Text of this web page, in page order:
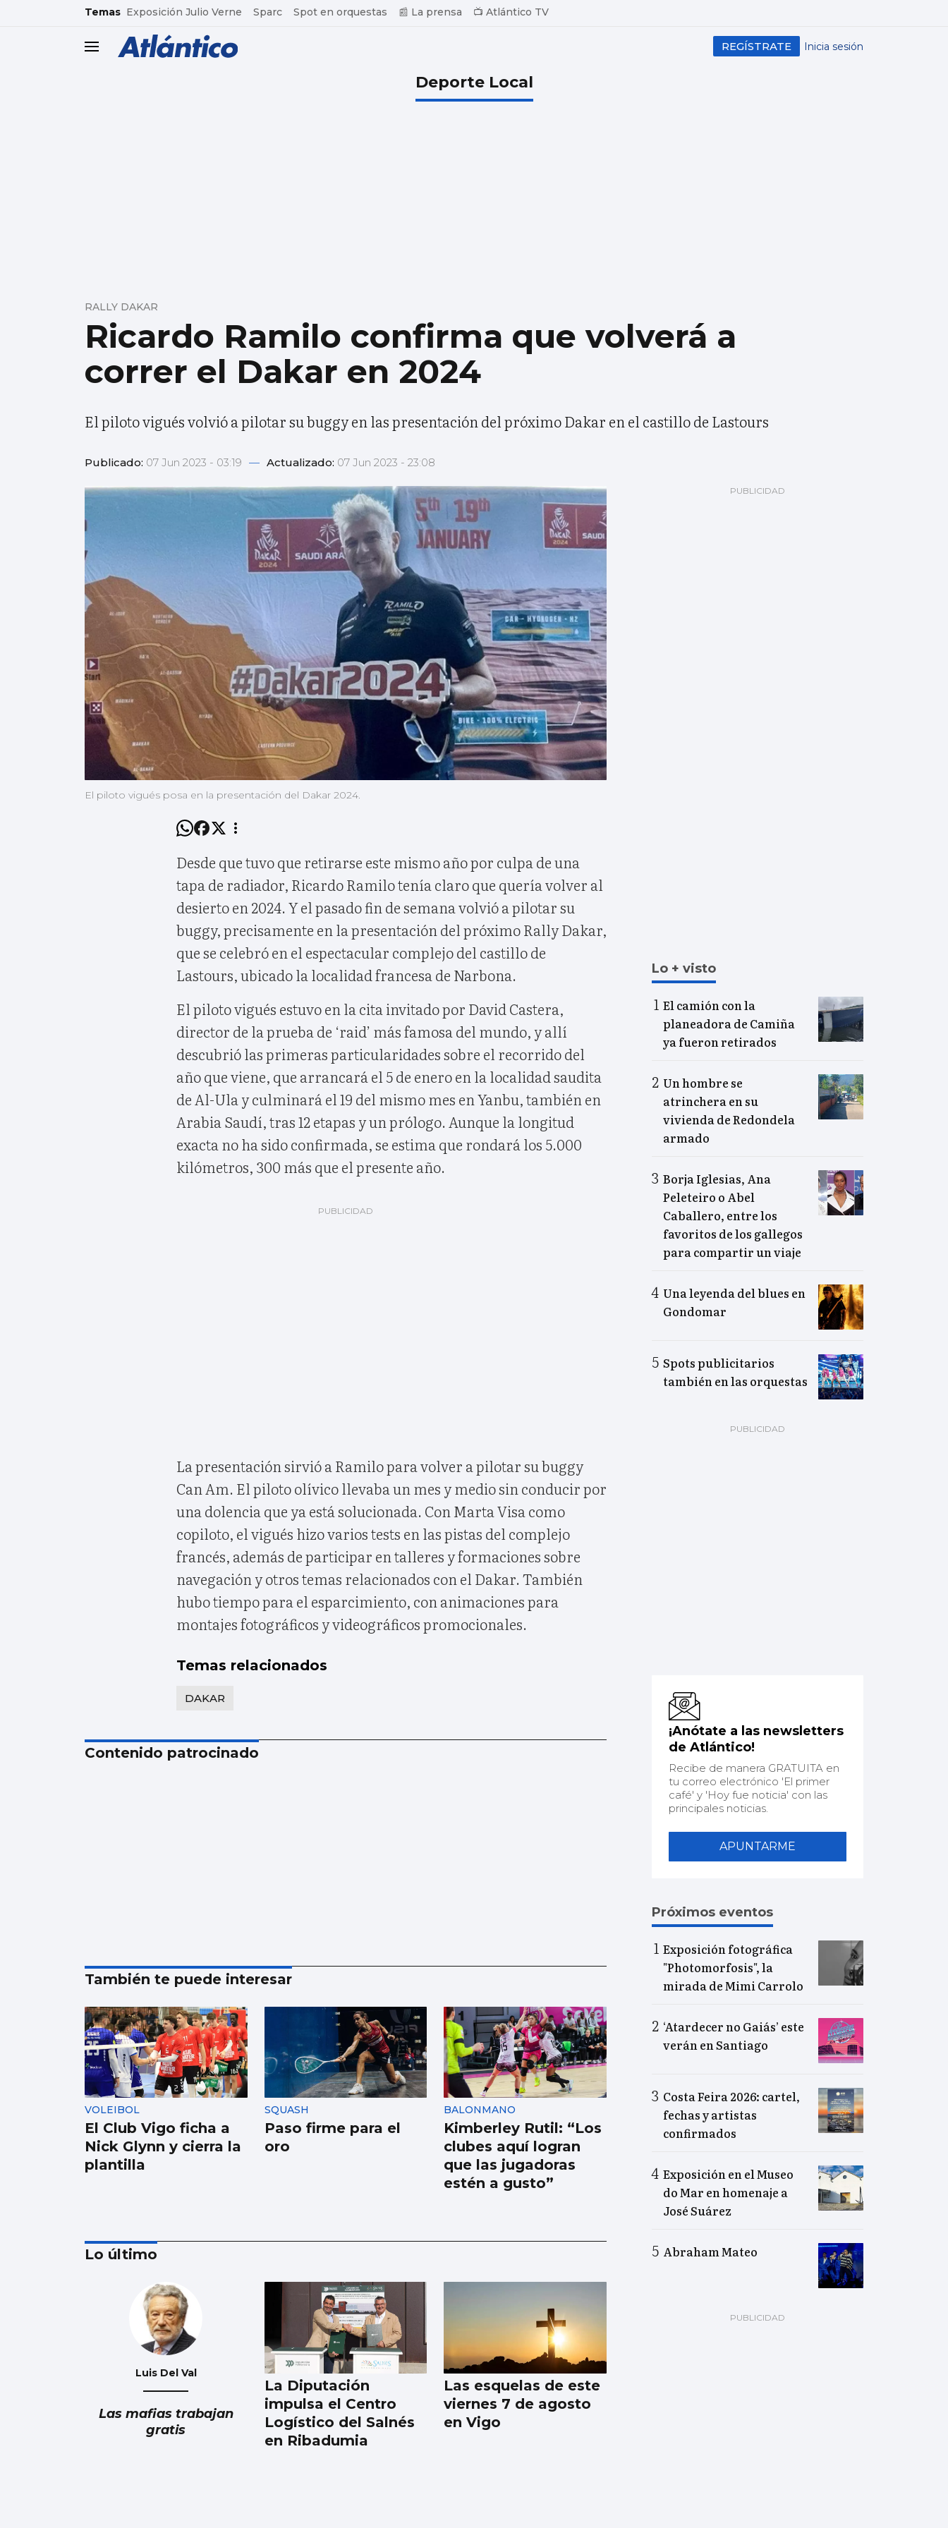
common.go-to-content
Temas Exposición Julio Verne Sparc Spot en orquestas 📰 La prensa 📺 Atlántico TV
header.menu.open Inicia sesión
REGÍSTRATE
Deporte Local
Ricardo Ramilo confirma que volverá a
correr el Dakar en 2024
RALLY DAKAR
El piloto vigués volvió a pilotar su buggy en las presentación del próximo Dakar en el castillo de Lastours
Publicado: 07 Jun 2023 - 03:19 — Actualizado: 07 Jun 2023 - 23:08
El piloto vigués posa en la presentación del Dakar 2024.
Desde que tuvo que retirarse este mismo año por culpa de una
tapa de radiador, Ricardo Ramilo tenía claro que quería volver al
desierto en 2024. Y el pasado fin de semana volvió a pilotar su
buggy, precisamente en la presentación del próximo Rally Dakar,
que se celebró en el espectacular complejo del castillo de
Lastours, ubicado la localidad francesa de Narbona.
El piloto vigués estuvo en la cita invitado por David Castera,
director de la prueba de ‘raid’ más famosa del mundo, y allí
descubrió las primeras particularidades sobre el recorrido del
año que viene, que arrancará el 5 de enero en la localidad saudita
de Al-Ula y culminará el 19 del mismo mes en Yanbu, también en
Arabia Saudí, tras 12 etapas y un prólogo. Aunque la longitud
exacta no ha sido confirmada, se estima que rondará los 5.000
kilómetros, 300 más que el presente año.
La presentación sirvió a Ramilo para volver a pilotar su buggy
Can Am. El piloto olívico llevaba un mes y medio sin conducir por
una dolencia que ya está solucionada. Con Marta Visa como
copiloto, el vigués hizo varios tests en las pistas del complejo
francés, además de participar en talleres y formaciones sobre
navegación y otros temas relacionados con el Dakar. También
hubo tiempo para el esparcimiento, con animaciones para
montajes fotográficos y videográficos promocionales.
Temas relacionados
DAKAR
Contenido patrocinado
También te puede interesar
VOLEIBOL
El Club Vigo ficha a
Nick Glynn y cierra la
plantilla
SQUASH
Paso firme para el
oro
BALONMANO
Kimberley Rutil: “Los
clubes aquí logran
que las jugadoras
estén a gusto”
EUROPEO SUB-18
La España de Sandra
Martínez arrasa a
Croacia en los
octavos
Lo último
Luis Del Val
Las mafias trabajan
gratis
La Diputación
impulsa el Centro
Logístico del Salnés
en Ribadumia
Las esquelas de este
viernes 7 de agosto
en Vigo
Lo + visto
El camión con la
planeadora de Camiña
ya fueron retirados
Un hombre se
atrinchera en su
vivienda de Redondela
armado
Borja Iglesias, Ana
Peleteiro o Abel
Caballero, entre los
favoritos de los gallegos
para compartir un viaje
Una leyenda del blues en
Gondomar
Spots publicitarios
también en las orquestas
¡Anótate a las newsletters
de Atlántico!
Recibe de manera GRATUITA en
tu correo electrónico 'El primer
café' y 'Hoy fue noticia' con las
principales noticias.
APUNTARME
Próximos eventos
Exposición fotográfica
"Photomorfosis", la
mirada de Mimi Carrolo
‘Atardecer no Gaiás’ este
verán en Santiago
Costa Feira 2026: cartel,
fechas y artistas
confirmados
Exposición en el Museo
do Mar en homenaje a
José Suárez
Abraham Mateo